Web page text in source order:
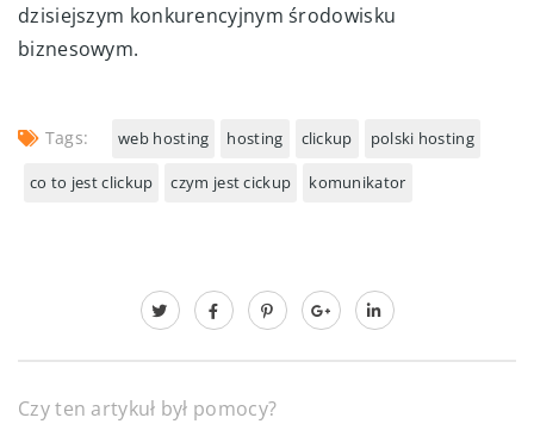
dzisiejszym konkurencyjnym środowisku
biznesowym.
Tags: web hosting hosting clickup polski hosting
co to jest clickup czym jest cickup komunikator
Czy ten artykuł był pomocy?